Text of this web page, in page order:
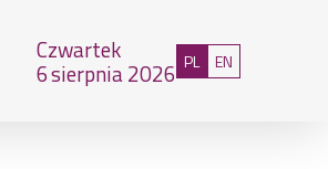
Czwartek
6sierpnia 2026 PL Polski
ENEnglish